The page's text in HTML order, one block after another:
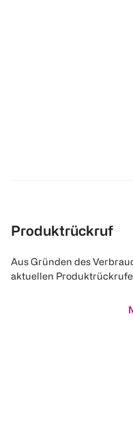
Produktrückruf
Aus Gründen des
aktuellen